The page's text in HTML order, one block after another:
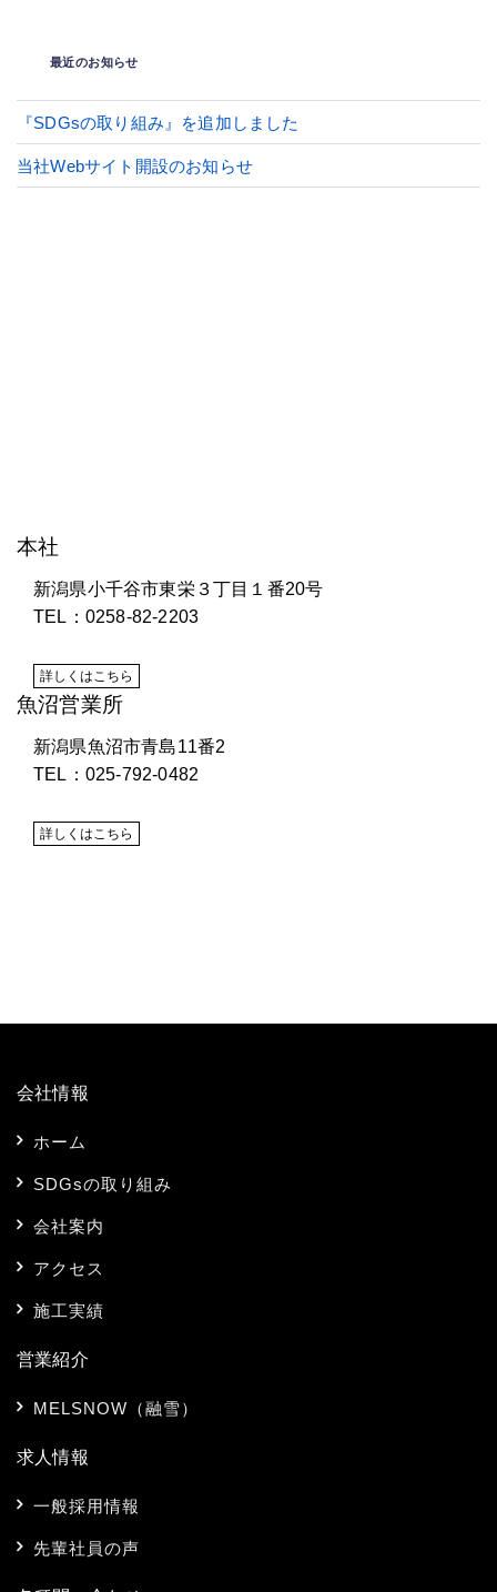
最近のお知らせ
『SDGsの取り組み』を追加しました
当社Webサイト開設のお知らせ
本社
新潟県小千谷市東栄３丁目１番20号
TEL：0258-82-2203
詳しくはこちら
魚沼営業所
新潟県魚沼市青島11番2
TEL：025-792-0482
詳しくはこちら
会社情報
ホーム
SDGsの取り組み
会社案内
アクセス
施工実績
営業紹介
MELSNOW（融雪）
求人情報
一般採用情報
先輩社員の声